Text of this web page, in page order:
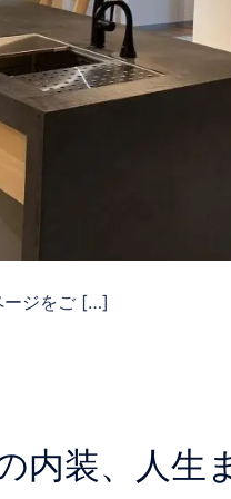
ージをご […]
内装、人